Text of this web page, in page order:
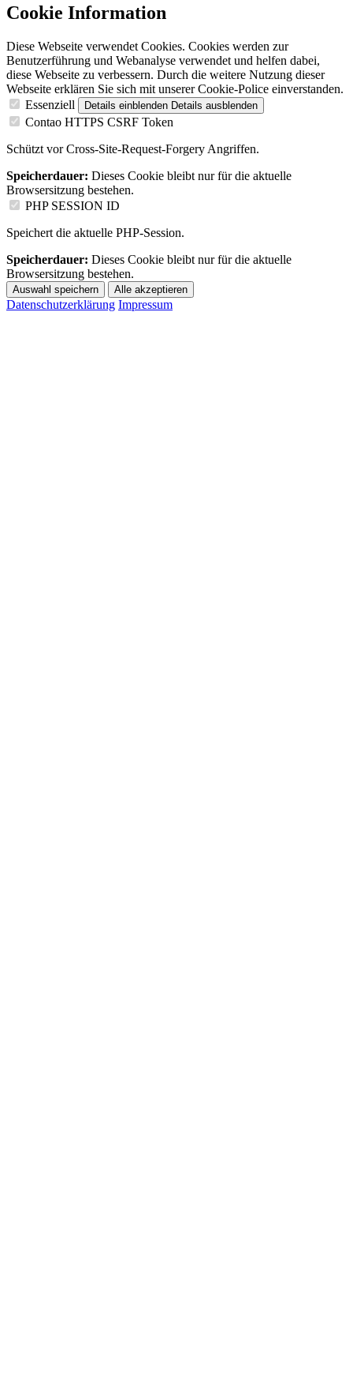
Cookie Information
Diese Webseite verwendet Cookies. Cookies werden zur
Benutzerführung und Webanalyse verwendet und helfen dabei,
diese Webseite zu verbessern. Durch die weitere Nutzung dieser
Webseite erklären Sie sich mit unserer Cookie-Police einverstanden.
Essenziell
Details einblenden Details ausblenden
Contao HTTPS CSRF Token
Schützt vor Cross-Site-Request-Forgery Angriffen.
Speicherdauer: Dieses Cookie bleibt nur für die aktuelle
Browsersitzung bestehen.
PHP SESSION ID
Speichert die aktuelle PHP-Session.
Speicherdauer: Dieses Cookie bleibt nur für die aktuelle
Browsersitzung bestehen.
Auswahl speichern Alle akzeptieren
Datenschutzerklärung Impressum